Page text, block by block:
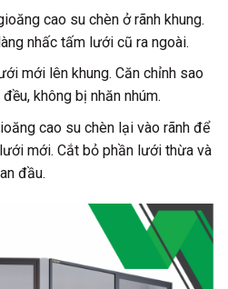
cao su chèn ở rãnh khung.
nhấc tấm lưới cũ ra ngoài.
mới lên khung. Căn chỉnh sao
không bị nhăn nhúm.
cao su chèn lại vào rãnh để
mới. Cắt bỏ phần lưới thừa và
đầu.